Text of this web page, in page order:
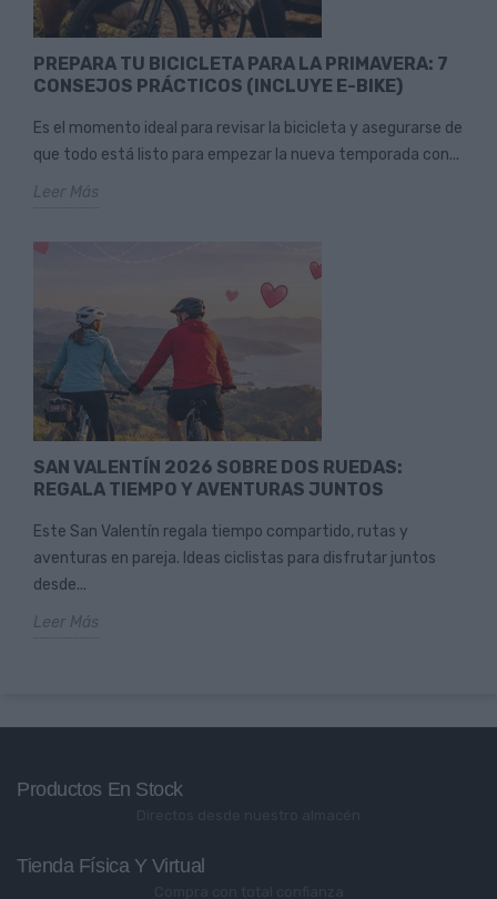
PREPARA TU BICICLETA PARA LA PRIMAVERA: 7
CONSEJOS PRÁCTICOS (INCLUYE E-BIKE)
Es el momento ideal para revisar la bicicleta y asegurarse de
que todo está listo para empezar la nueva temporada con...
Leer Más
SAN VALENTÍN 2026 SOBRE DOS RUEDAS:
REGALA TIEMPO Y AVENTURAS JUNTOS
Este San Valentín regala tiempo compartido, rutas y
aventuras en pareja. Ideas ciclistas para disfrutar juntos
desde...
Leer Más
Productos En Stock
Tienda Física Y Virtual